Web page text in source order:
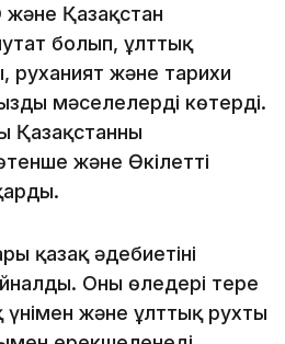
Қазақстан
болып, ұлттық
руханият және тарихи
мәселелерді көтерді.
және Өкілетті
қазақ әдебиетінің
Оның өлеңдері терең
және ұлттық рухты